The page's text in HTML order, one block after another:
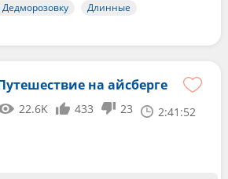
Длинные
на айсберге
22.6K 433 23 2:41:52